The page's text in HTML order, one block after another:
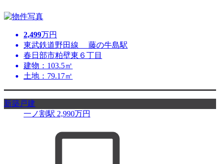
2,499万円
東武鉄道野田線 藤の牛島駅
春日部市粕壁東６丁目
建物：103.5㎡
土地：79.17㎡
新築戸建
一ノ割駅 2,990万円